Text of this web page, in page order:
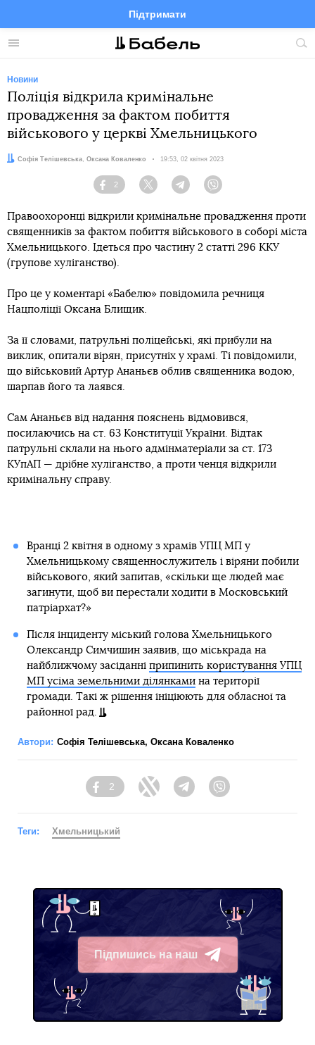
Меню
Підтримати
FacebookTelegramTwitter
Новини
Поліція відкрила кримінальне
провадження за фактом побиття
військового у церкві Хмельницького
Автори:
Софія Телішевська, Оксана Коваленко Дата:
19:53, 02 квітня 2023
Facebook
2
Twitter TelegramViber
Правоохоронці відкрили кримінальне провадження проти
священників за фактом побиття військового в соборі міста
Хмельницького. Ідеться про частину 2 статті 296 ККУ
(групове хуліганство).
Про це у коментарі «Бабелю» повідомила речниця
Нацполіції Оксана Блищик.
За її словами, патрульні поліцейські, які прибули на
виклик, опитали вірян, присутніх у храмі. Ті повідомили,
що військовий Артур Ананьєв облив священника водою,
шарпав його та лаявся.
Сам Ананьєв від надання пояснень відмовився,
посилаючись на ст. 63 Конституції України. Відтак
патрульні склали на нього адмінматеріали за ст. 173
КУпАП — дрібне хуліганство, а проти ченця відкрили
кримінальну справу.
Вранці 2 квітня в одному з храмів УПЦ МП у
Хмельницькому священнослужитель і віряни побили
військового, який запитав, «скільки ще людей має
загинути, щоб ви перестали ходити в Московський
патріархат?»
Після інциденту міський голова Хмельницького
Олександр Симчишин заявив, що міськрада на
найближчому засіданні припинить користування УПЦ
МП усіма земельними ділянкамина території
громади. Такі ж рішення ініціюють для обласної та
районної рад.
Автори: Софія Телішевська, Оксана Коваленко
Facebook
2
Twitter TelegramViber
Теги: Хмельницький
Підпишись на наш
Telegram